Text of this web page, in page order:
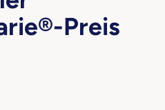
Preis